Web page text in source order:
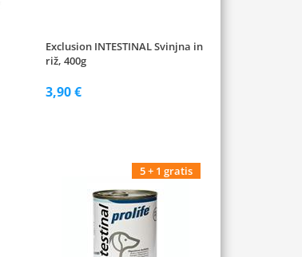
Exclusion INTESTINAL Svinjna in
riž, 400g
3,90 €
5 + 1 gratis